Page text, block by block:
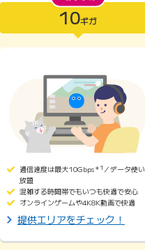
10ギガがおすすめ
10ギガ
通信速度は最大10Gbps＊1 ／データ使い
放題
混雑する時間帯でもいつも快適で安心
オンラインゲームや4K8K動画で快適
提供エリアをチェック！